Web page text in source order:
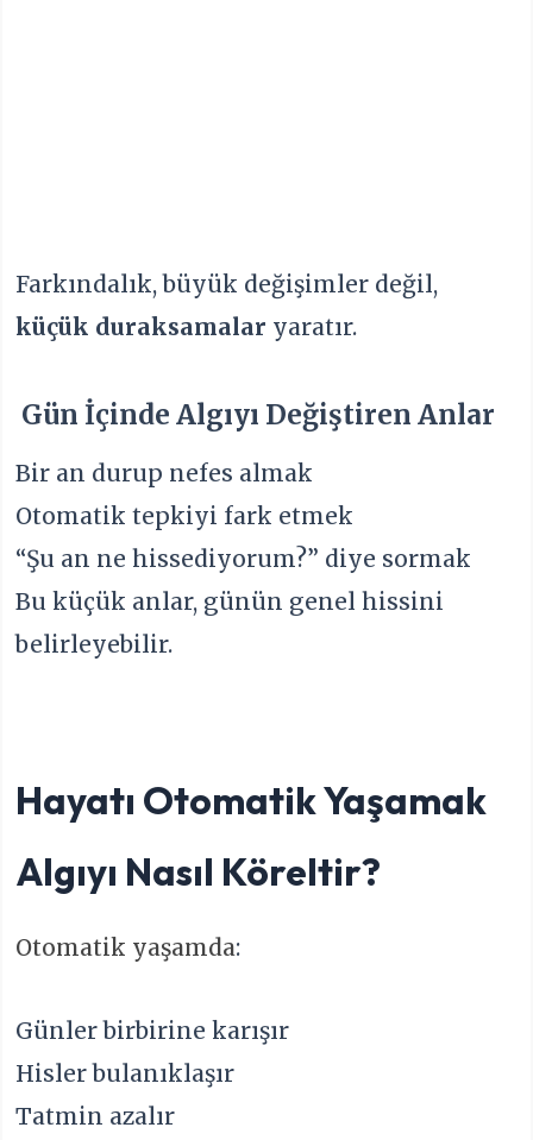
Farkındalık, büyük değişimler değil,
küçük duraksamalar yaratır.
Gün İçinde Algıyı Değiştiren Anlar
Bir an durup nefes almak
Otomatik tepkiyi fark etmek
“Şu an ne hissediyorum?” diye sormak
Bu küçük anlar, günün genel hissini
belirleyebilir.
Hayatı Otomatik Yaşamak
Algıyı Nasıl Köreltir?
Otomatik yaşamda:
Günler birbirine karışır
Hisler bulanıklaşır
Tatmin azalır